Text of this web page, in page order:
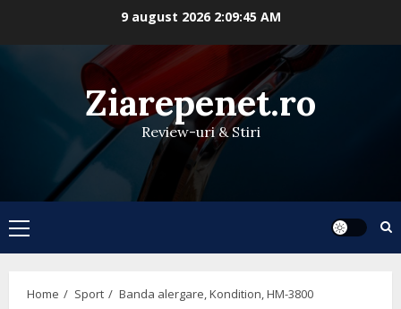
9 august 2026 2:09:46 AM
Ziarepenet.ro
Review-uri & Stiri
Primary
Menu
Home Sport Banda alergare, Kondition, HM-3800